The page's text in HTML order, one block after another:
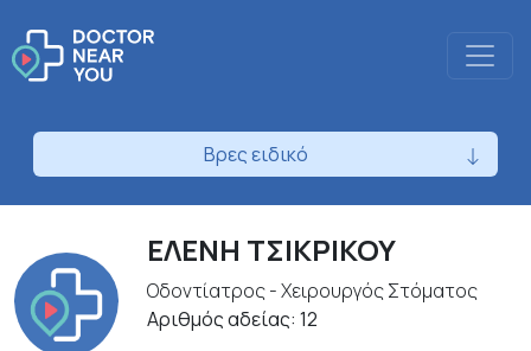
Βρες ειδικό
ΕΛΕΝΗ ΤΣΙΚΡΙΚΟΥ
Οδοντίατρος - Χειρουργός Στόματος
Αριθμός αδείας: 12